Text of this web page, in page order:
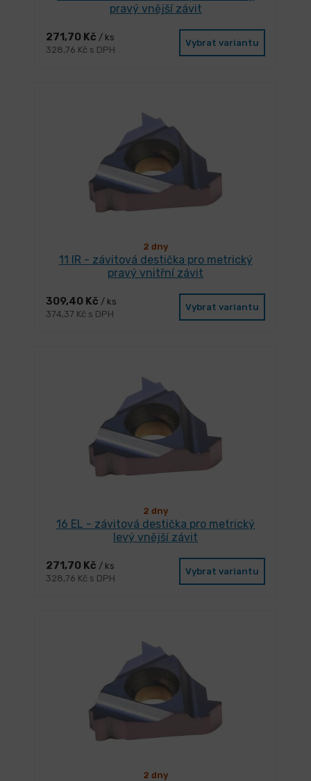
pravý vnější závit
271,70 Kč / ks
328,76 Kč s DPH
Vybrat variantu
2 dny
11 IR - závitová destička pro metrický
pravý vnitřní závit
309,40 Kč / ks
374,37 Kč s DPH
Vybrat variantu
2 dny
16 EL - závitová destička pro metrický
levý vnější závit
271,70 Kč / ks
328,76 Kč s DPH
Vybrat variantu
2 dny